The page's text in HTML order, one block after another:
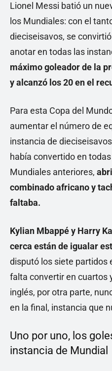
Lionel Messi batió un
los Mundiales: con el
dieciseisavos, se
anotar en todas las
máximo goleador de la
y alcanzó los 20 en el
Para esta Copa del
aumentar el número de
instancia de
había convertido en
Mundiales anteriores,
combinado africano y
faltaba.
Kylian Mbappé y Harry
cerca están de igualar
disputó los siete partidos
falta convertir en cuartos
inglés, por otra parte,
en la final, instancia que
Uno por uno, los
instancia de Mundial